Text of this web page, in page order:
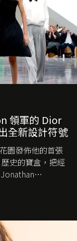
領軍的 Dior
全新設計符號
園發佈他的首張
史的寶盒，把經